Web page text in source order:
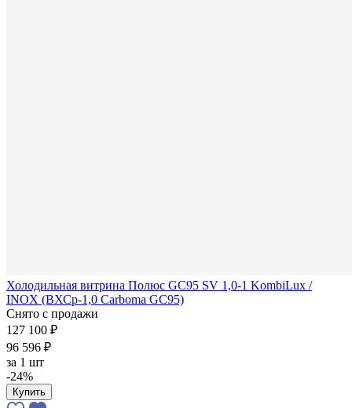
Холодильная витрина Полюс GC95 SV 1,0-1 KombiLux /
INOX (ВХСр-1,0 Carboma GC95)
Снято с продажи
127 100 ₽
96 596 ₽
за 1 шт
-24%
Купить